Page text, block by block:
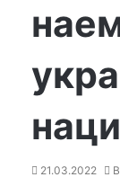
21.03.2022